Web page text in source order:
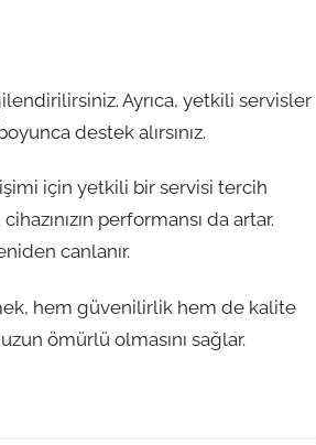
Ayrıca, yetkili servisler
destek alırsınız.
için yetkili bir servisi tercih
performansı da artar.
canlanır.
hem güvenilirlik hem de kalite
ömürlü olmasını sağlar.